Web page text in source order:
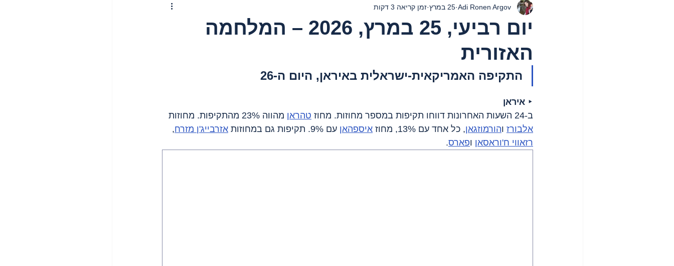
יום רביעי, 25 במרץ, 2026 – המלחמה
האזורית
Adi Ronen Argov 25 במרץ זמן קריאה 3 דקות
התקיפה האמריקאית-ישראלית באיראן, היום ה-26
‣ איראן
ב-24 השעות האחרונות דווחו תקיפות במספר מחוזות. מחוז
טהראן מהווה 23% מהתקיפות. מחוזות
אלבורז והורמוזגאן, כל אחד עם 13%, מחוז איספהאן עם 9%. תקיפות גם במחוזות אזרבייג'ן מזרח,
רזאווי ח'וראסאן ופארס.